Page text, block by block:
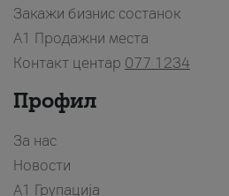
Закажи бизнис состанок
A1 Продажни места
Контакт центар 077 1234
Профил
За нас
Новости
А1 Групација